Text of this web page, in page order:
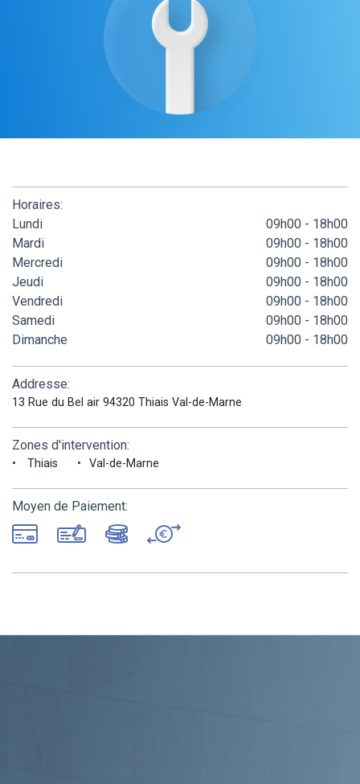
Horaires:
Lundi
09h00 - 18h00
Mardi
09h00 - 18h00
Mercredi
09h00 - 18h00
Jeudi
09h00 - 18h00
Vendredi
09h00 - 18h00
Samedi
09h00 - 18h00
Dimanche
09h00 - 18h00
Addresse:
13 Rue du Bel air 94320 Thiais Val-de-Marne
Zones d'intervention:
Thiais Val-de-Marne
Moyen de Paiement: